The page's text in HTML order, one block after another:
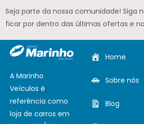
Seja parte da nossa comunidade! Siga
ficar por dentro das últimas ofertas e
A Marinho
Veículos é
referência como
loja de carros em
Home
Sobre nós
Blog